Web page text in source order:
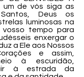
um de vós siga as
Deus os
luminosas na
tempo para
enxergar o
a Ele aos Nossos
e assim,
à escuridão,
à estrada da